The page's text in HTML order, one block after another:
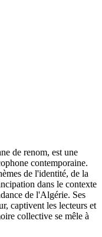
de renom, est une
contemporaine.
de l'identité, de la
dans le contexte
de l'Algérie. Ses
captivent les lecteurs et
collective se mêle à